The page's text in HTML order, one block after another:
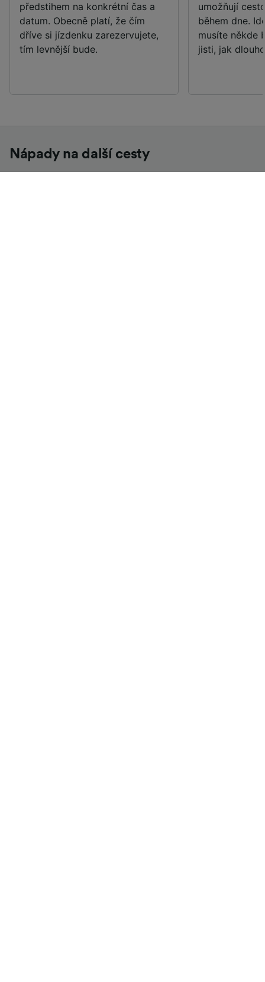
předstihem na konkrétní čas a
datum. Obecně platí, že čím
dříve si jízdenku zarezervujete,
tím levnější bude.
umožňují
během dne.
musíte někde
jisti, jak
Nápady na další cesty